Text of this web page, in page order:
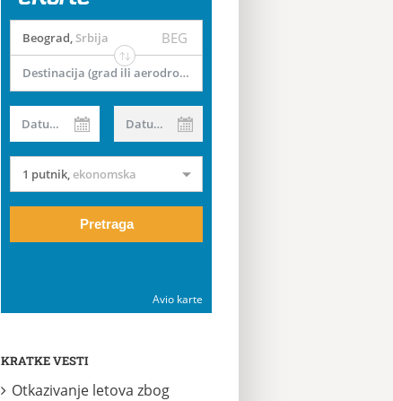
Beograd, Srbija BEG
Destinacija (grad ili aerodrom)
Datum od Datum do
1 putnik,ekonomska
Pretraga
Avio karte
KRATKE VESTI
Otkazivanje letova zbog